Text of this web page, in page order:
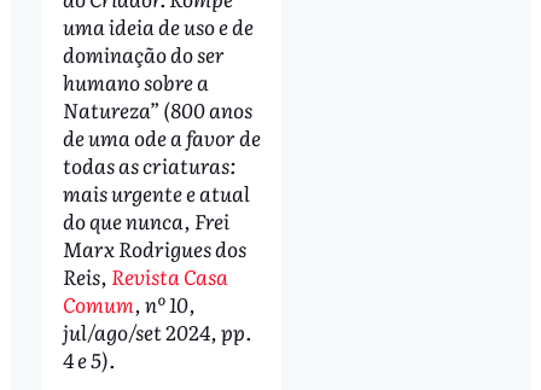
uma ideia de uso e de
dominação do ser
humano sobre a
Natureza” (800 anos
de uma ode a favor de
todas as criaturas:
mais urgente e atual
do que nunca, Frei
Marx Rodrigues dos
Reis, Revista Casa
Comum, nº 10,
jul/ago/set 2024, pp.
4 e 5).